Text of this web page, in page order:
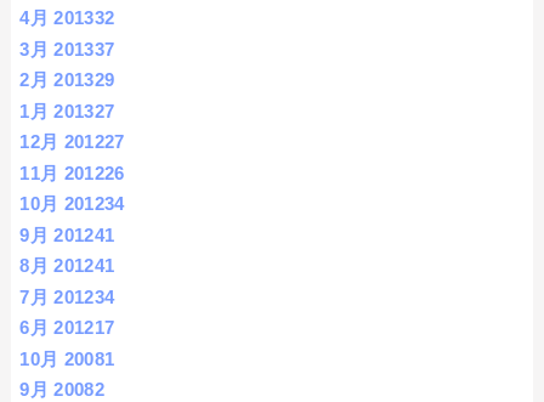
4月 201332
3月 201337
2月 201329
1月 201327
12月 201227
11月 201226
10月 201234
9月 201241
8月 201241
7月 201234
6月 201217
10月 20081
9月 20082